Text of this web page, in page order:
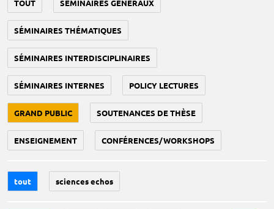
TOUT SÉMINAIRES GÉNÉRAUX
SÉMINAIRES THÉMATIQUES
SÉMINAIRES INTERDISCIPLINAIRES
SÉMINAIRES INTERNES POLICY LECTURES
GRAND PUBLIC SOUTENANCES DE THÈSE
ENSEIGNEMENT CONFÉRENCES/WORKSHOPS
tout sciences echos